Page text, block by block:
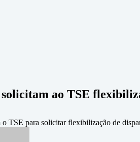
ao TSE
o TSE para solicitar flexibilização de